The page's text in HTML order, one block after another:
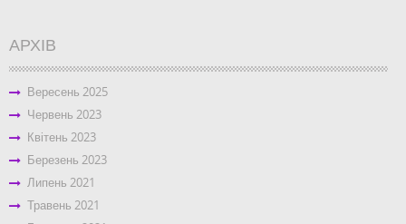
АРХІВ
Вересень 2025
Червень 2023
Квітень 2023
Березень 2023
Липень 2021
Травень 2021